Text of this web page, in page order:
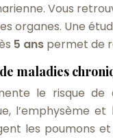
Vous
organes. Une
5 ans permet de
maladies
le risque de
l’emphysème
les poumons